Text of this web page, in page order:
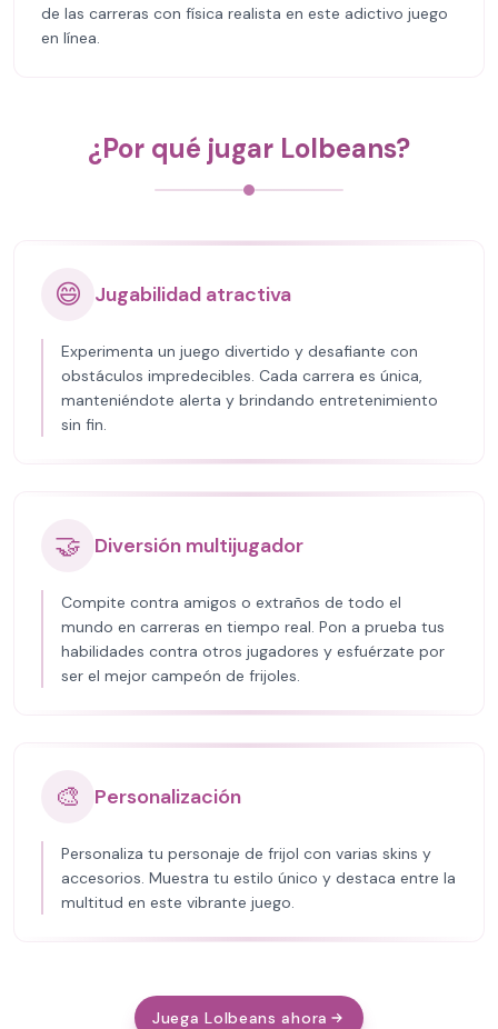
de las carreras con física realista en este adictivo juego
en línea.
¿Por qué jugar Lolbeans?
😄 Jugabilidad atractiva
Experimenta un juego divertido y desafiante con
obstáculos impredecibles. Cada carrera es única,
manteniéndote alerta y brindando entretenimiento
sin fin.
🤝 Diversión multijugador
Compite contra amigos o extraños de todo el
mundo en carreras en tiempo real. Pon a prueba tus
habilidades contra otros jugadores y esfuérzate por
ser el mejor campeón de frijoles.
🎨 Personalización
Personaliza tu personaje de frijol con varias skins y
accesorios. Muestra tu estilo único y destaca entre la
multitud en este vibrante juego.
Juega Lolbeans ahora